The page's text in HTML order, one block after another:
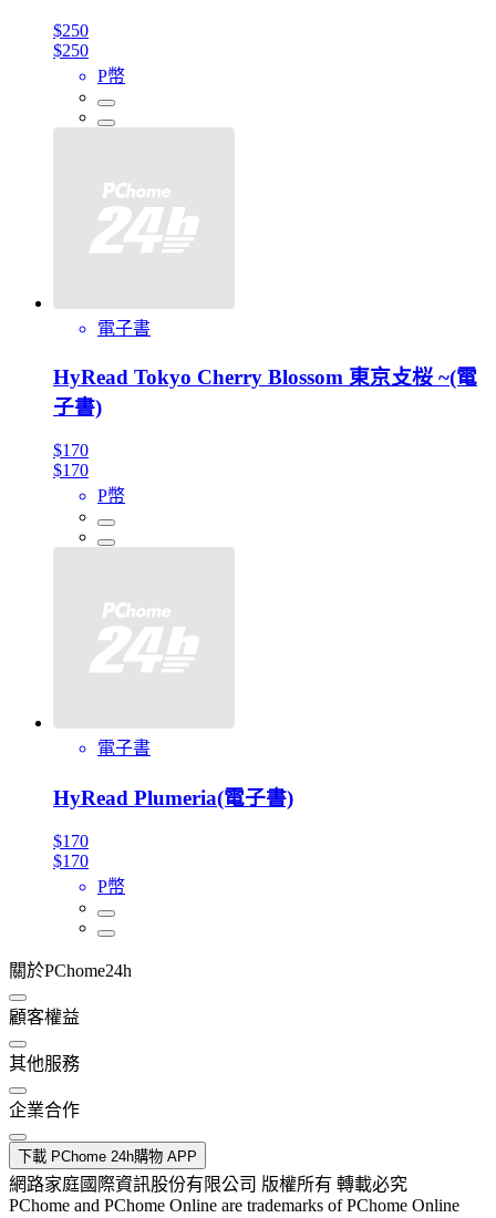
$250
$250
P幣
電子書
HyRead Tokyo Cherry Blossom 東京攴桜 ~(電
子書)
$170
$170
P幣
電子書
HyRead Plumeria(電子書)
$170
$170
P幣
關於PChome24h
顧客權益
其他服務
企業合作
下載 PChome 24h購物 APP
網路家庭國際資訊股份有限公司 版權所有 轉載必究
PChome and PChome Online are trademarks of PChome Online